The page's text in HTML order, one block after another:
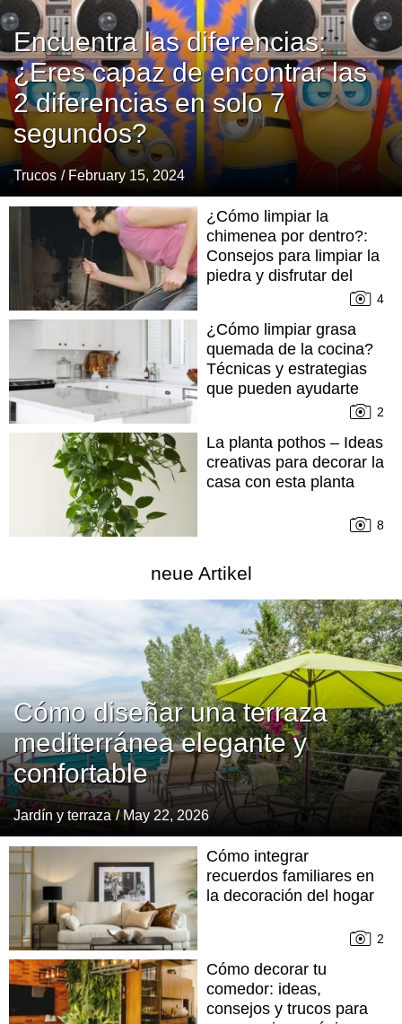
Encuentra las diferencias:
¿Eres capaz de encontrar las
2 diferencias en solo 7
segundos?
Trucos / February 15, 2024
¿Cómo limpiar la
chimenea por dentro?:
Consejos para limpiar la
piedra y disfrutar del
4
¿Cómo limpiar grasa
quemada de la cocina?
Técnicas y estrategias
que pueden ayudarte
2
La planta pothos – Ideas
creativas para decorar la
casa con esta planta
8
neue Artikel
Cómo diseñar una terraza
mediterránea elegante y
confortable
Jardín y terraza / May 22, 2026
Cómo integrar
recuerdos familiares en
la decoración del hogar
2
Cómo decorar tu
comedor: ideas,
consejos y trucos para